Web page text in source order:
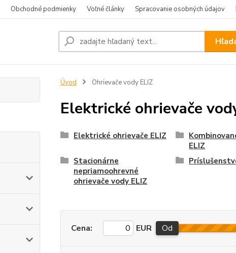
Obchodné podmienky Voľné články Spracovanie osobných údajov
Úvod Ohrievače vody ELIZ
Elektrické ohrievače
Elektrické ohrievače ELIZ
ELIZ
Stacionárne
nepriamoohrevné
ohrievače vody ELIZ
Cena: EUR Od